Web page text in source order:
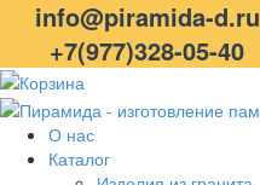
info@piramida-d.ru
+7(977)328-05-40
О нас
Каталог